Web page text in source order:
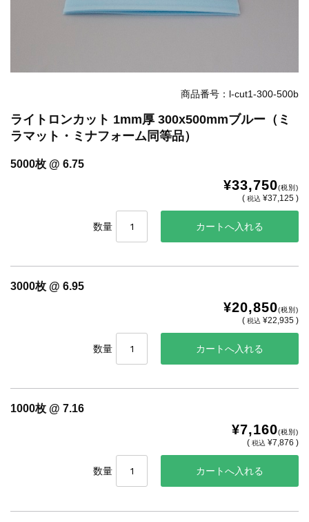
2024.2.27
商品番号：l-cut1-300-500b
ライトロンカット 1mm厚 300x500mmブルー（ミ
ラマット・ミナフォーム同等品）
5000枚 @ 6.75
¥33,750(税別)
(税込 ¥37,125 )
数量
3000枚 @ 6.95
¥20,850(税別)
(税込 ¥22,935 )
数量
1000枚 @ 7.16
¥7,160(税別)
(税込 ¥7,876 )
数量